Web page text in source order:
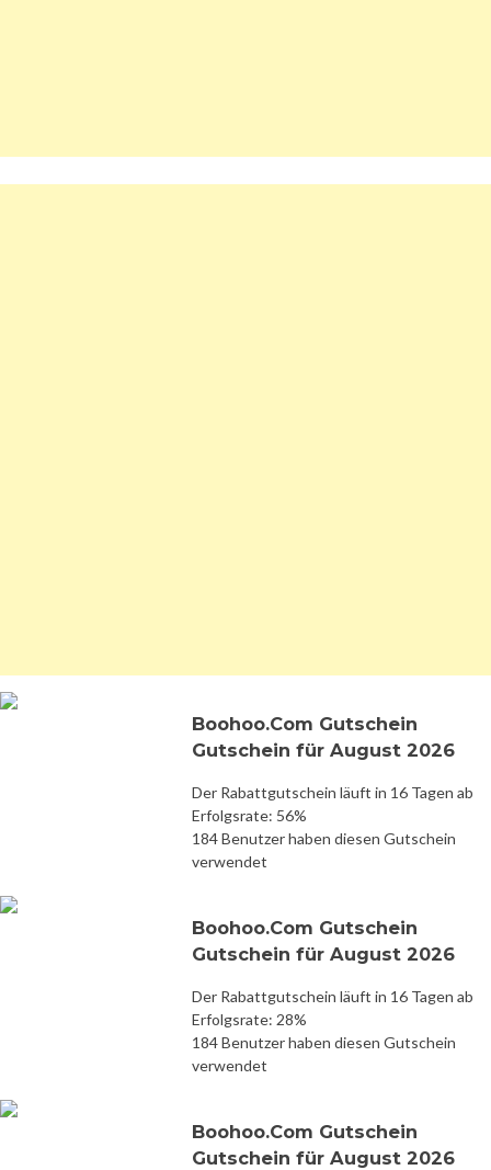
Boohoo.Com Gutschein
Gutschein für August 2026
Der Rabattgutschein läuft in 16 Tagen ab
Erfolgsrate: 56%
184 Benutzer haben diesen Gutschein
verwendet
Boohoo.Com Gutschein
Gutschein für August 2026
Der Rabattgutschein läuft in 16 Tagen ab
Erfolgsrate: 28%
184 Benutzer haben diesen Gutschein
verwendet
Boohoo.Com Gutschein
Gutschein für August 2026